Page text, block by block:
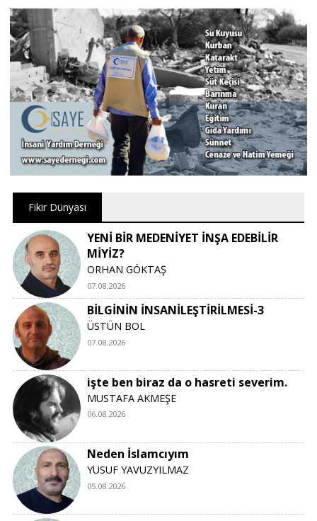
Fikir Dünyası
YENİ BİR MEDENİYET İNŞA EDEBİLİR
MİYİZ?
ORHAN GÖKTAŞ
07.08.2026
BİLGİNİN İNSANİLEŞTİRİLMESİ-3
ÜSTÜN BOL
07.08.2026
işte ben biraz da o hasreti severim.
MUSTAFA AKMEŞE
06.08.2026
Neden İslamcıyım
YUSUF YAVUZYILMAZ
05.08.2026